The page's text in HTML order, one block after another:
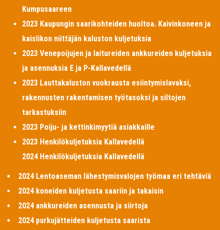
Kumpusaareen
2023 Kaupungin saarikohteiden huoltoa. Kaivinkoneen ja
kaislikon niittäjän kaluston kuljetuksia
2023 Venepoijujen ja laitureiden ankkureiden kuljetuksia
ja asennuksia E ja P-Kallavedellä
2023 Lauttakaluston vuokrausta esiintymislavaksi,
rakennusten rakentamisen työtasoksi ja siltojen
tarkastuksiin
2023 Poiju- ja kettinkimyytiä asiakkaille
2023 Henkilökuljetuksia Kallavedellä
2024 Henkilökuljetuksia Kallavedellä
2024 Lentoaseman lähestymisvalojen työmaa eri tehtäviä
2024 koneiden kuljetusta saariin ja takaisin
2024 ankkureiden asennusta ja siirtoja
2024 purkujätteiden kuljetusta saarista